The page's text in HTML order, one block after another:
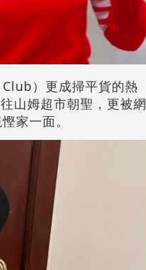
）更成掃平貨的熱
山姆超市朝聖，更被網
家一面。